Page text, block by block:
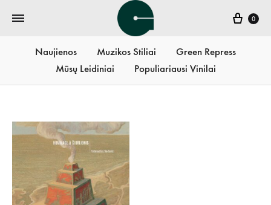
0
Naujienos Muzikos Stiliai
Green Repress
Mūsų Leidiniai
Populiariausi Vinilai